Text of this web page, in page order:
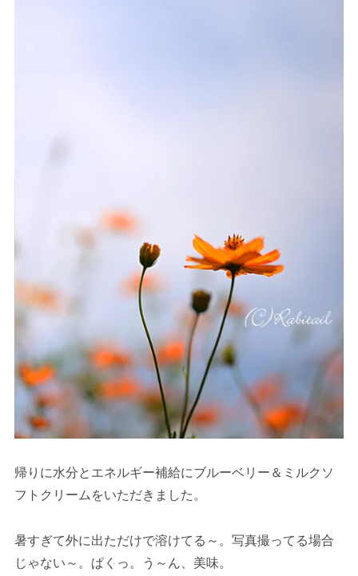
帰りに水分とエネルギー補給にブルーベリー＆ミルクソ
フトクリームをいただきました。
暑すぎて外に出ただけで溶けてる～。写真撮ってる場合
じゃない～。ぱくっ。う～ん、美味。